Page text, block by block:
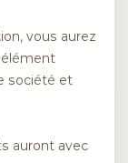
vous aurez
élément
société et
auront avec